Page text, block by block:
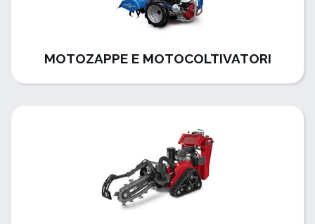
MOTOZAPPE E MOTOCOLTIVATORI